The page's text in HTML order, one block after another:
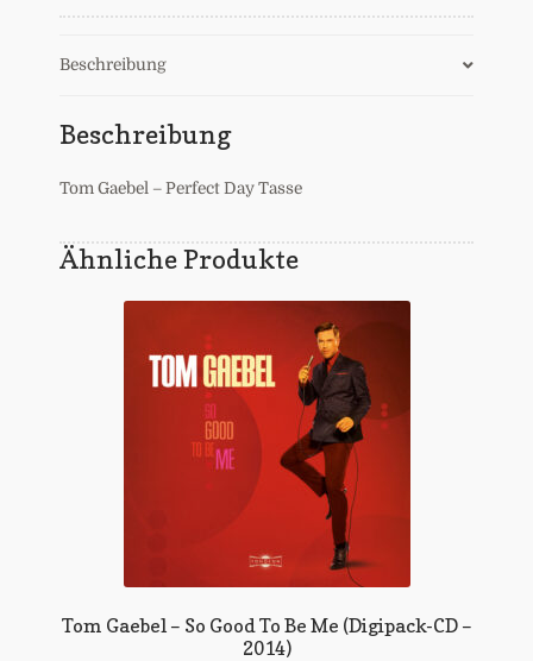
Menge
Beschreibung
Beschreibung
Tom Gaebel – Perfect Day Tasse
Ähnliche Produkte
Tom Gaebel – So Good To Be Me (Digipack-CD –
2014)